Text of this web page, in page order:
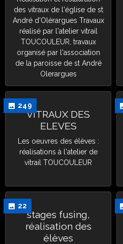
des vitraux de l'église de st
André d'Olérargues Travaux
réalisé par l'atelier vitrail
TOUCOULEUR, travaux
organisé par l'association
de la paroisse de st André
Olerargues
249
VITRAUX DES
ELEVES
Les oeuvres des élèves :
réalisations à l'atelier de
vitrail TOUCOULEUR
22
stages fusing,
réalisation des
élèves